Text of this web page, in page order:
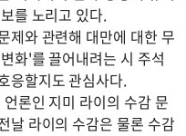
를 노리고 있다.
제와 관련해 대만에 대한 무
화'를 끌어내려는 시 주석
응할지도 관심사다.
론인 지미 라이의 수감 문
날 라이의 수감은 물론 수감